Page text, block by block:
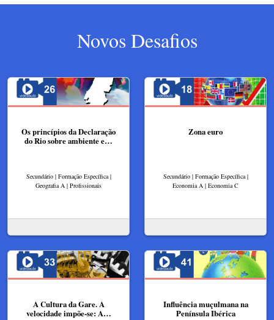
Novos Desafios
Os princípios da Declaração
do Rio sobre ambiente e…
Secundário | Formação Específica |
Geografia A | Profissionais
Zona euro
Secundário | Formação Específica |
Economia A | Economia C
A Cultura da Gare. A
velocidade impõe-se: A…
Influência muçulmana na
Península Ibérica